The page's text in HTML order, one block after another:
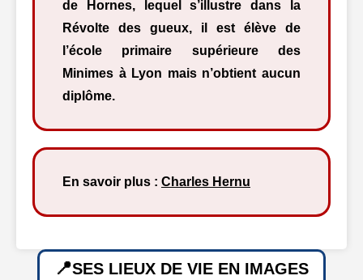
de Hornes, lequel s’illustre dans la
Révolte des gueux, il est élève de
l’école primaire supérieure des
Minimes à Lyon mais n’obtient aucun
diplôme.
En savoir plus : Charles Hernu
SES LIEUX DE VIE EN IMAGES